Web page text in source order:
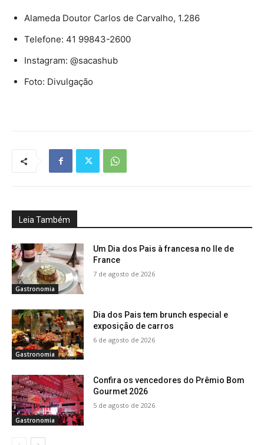
Alameda Doutor Carlos de Carvalho, 1.286
Telefone: 41 99843-2600
Instagram: @sacashub
Foto: Divulgação
Leia Também
Gastronomia
Um Dia dos Pais à francesa no Ile de
France
7 de agosto de 2026
Gastronomia
Dia dos Pais tem brunch especial e
exposição de carros
6 de agosto de 2026
Gastronomia
Confira os vencedores do Prêmio Bom
Gourmet 2026
5 de agosto de 2026